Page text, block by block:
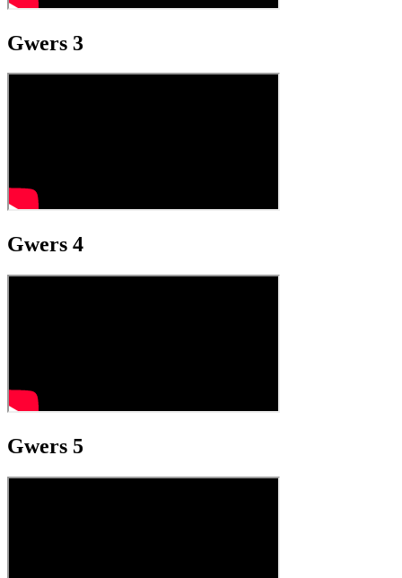
Gwers 3
Gwers 4
Gwers 5